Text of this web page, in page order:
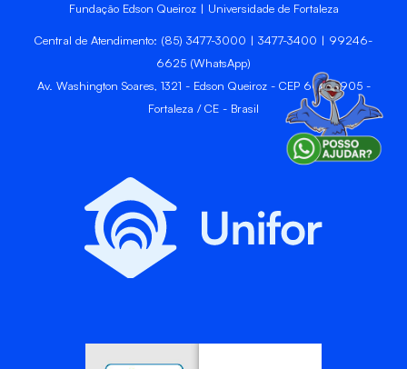
Fundação Edson Queiroz | Universidade de Fortaleza
Central de Atendimento: (85) 3477-3000 | 3477-3400 | 99246-
6625 (WhatsApp)
Av. Washington Soares, 1321 - Edson Queiroz - CEP 60811-905 -
Fortaleza / CE - Brasil